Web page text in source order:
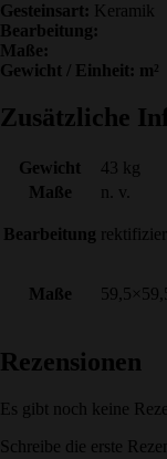
Gesteinsart: Keramik
Bearbeitung:
Maße:
Gewicht / Einheit: m²
Zusätzliche
Gewicht
43 kg
Maße
n. v.
Bearbeitung
Maße
Rezensionen
Es gibt noch keine
Schreibe die erste